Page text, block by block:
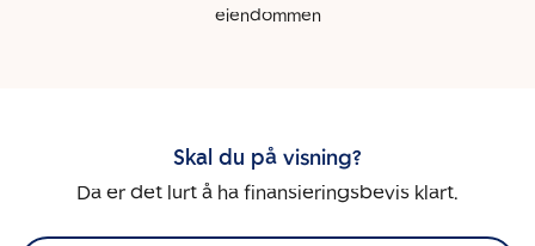
eiendommen
Skal du på visning?
Da er det lurt å ha finansieringsbevis klart.